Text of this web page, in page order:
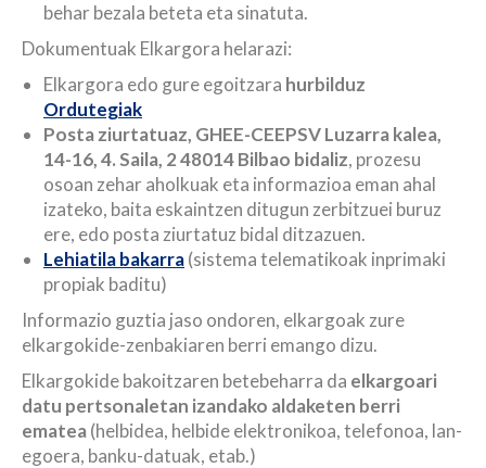
behar bezala beteta eta sinatuta.
Dokumentuak Elkargora helarazi:
Elkargora edo gure egoitzara hurbilduz
Ordutegiak
Posta ziurtatuaz, GHEE-CEEPSV Luzarra kalea,
14-16, 4. Saila, 2 48014 Bilbao bidaliz, prozesu
osoan zehar aholkuak eta informazioa eman ahal
izateko, baita eskaintzen ditugun zerbitzuei buruz
ere, edo posta ziurtatuz bidal ditzazuen.
Lehiatila bakarra(sistema telematikoak inprimaki
propiak baditu)
Informazio guztia jaso ondoren, elkargoak zure
elkargokide-zenbakiaren berri emango dizu.
Elkargokide bakoitzaren betebeharra da elkargoari
datu pertsonaletan izandako aldaketen berri
ematea (helbidea, helbide elektronikoa, telefonoa, lan-
egoera, banku-datuak, etab.)